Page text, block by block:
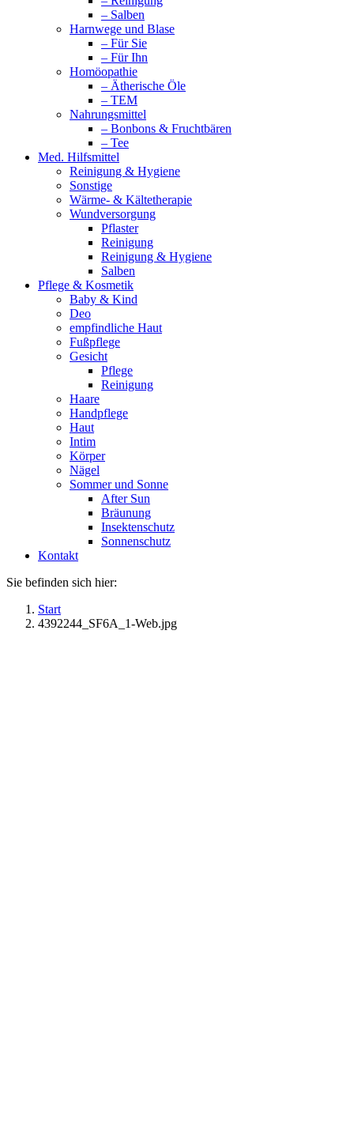
– Salben
Harnwege und Blase
– Für Sie
– Für Ihn
Homöopathie
– Ätherische Öle
– TEM
Nahrungsmittel
– Bonbons & Fruchtbären
– Tee
Med. Hilfsmittel
Reinigung & Hygiene
Sonstige
Wärme- & Kältetherapie
Wundversorgung
Pflaster
Reinigung
Reinigung & Hygiene
Salben
Pflege & Kosmetik
Baby & Kind
Deo
empfindliche Haut
Fußpflege
Gesicht
Pflege
Reinigung
Haare
Handpflege
Haut
Intim
Körper
Nägel
Sommer und Sonne
After Sun
Bräunung
Insektenschutz
Sonnenschutz
Kontakt
Sie befinden sich hier:
Start
4392244_SF6A_1-Web.jpg